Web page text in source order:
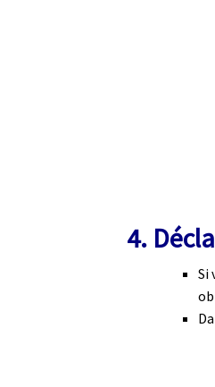
4.
Si